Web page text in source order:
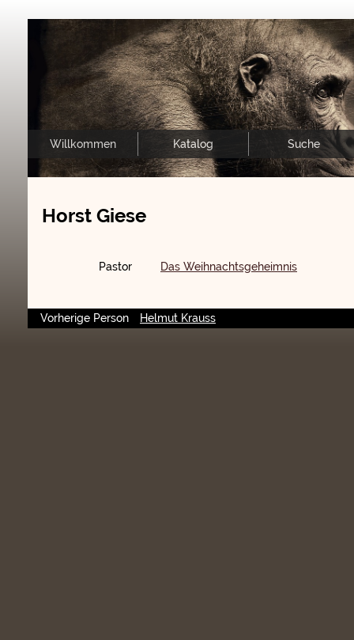
Willkommen Katalog Suche
Horst Giese
Pastor Das Weihnachtsgeheimnis
Vorherige Person Helmut Krauss